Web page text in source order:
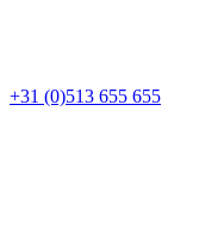
+31 (0)513 655 655